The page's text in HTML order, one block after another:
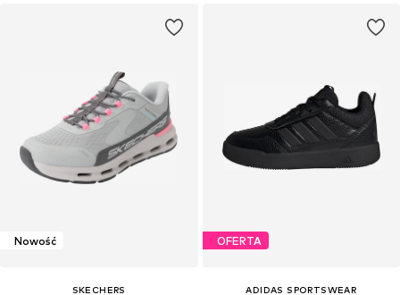
Nowość
SKECHERS
OFERTA
ADIDAS SPORTSWEAR